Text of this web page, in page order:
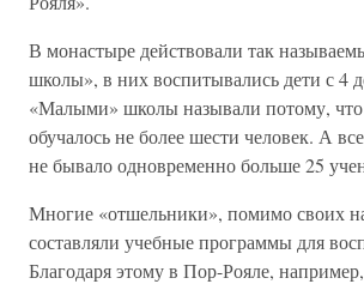
В монастыре действовали так
школы», в них воспитывались дети с 4
«Малыми» школы называли потому,
обучалось не более шести человек. А
не бывало одновременно больше 25
Многие «отшельники», помимо своих
составляли учебные программы для
Благодаря этому в Пор-Рояле,